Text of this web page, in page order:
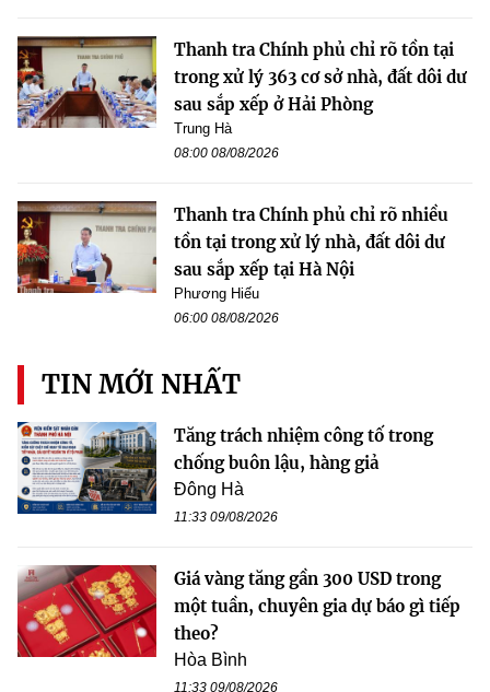
Thanh tra Chính phủ chỉ rõ tồn tại
trong xử lý 363 cơ sở nhà, đất dôi dư
sau sắp xếp ở Hải Phòng
Trung Hà
08:00 08/08/2026
Thanh tra Chính phủ chỉ rõ nhiều
tồn tại trong xử lý nhà, đất dôi dư
sau sắp xếp tại Hà Nội
Phương Hiếu
06:00 08/08/2026
TIN MỚI NHẤT
Tăng trách nhiệm công tố trong
chống buôn lậu, hàng giả
Đông Hà
11:33 09/08/2026
Giá vàng tăng gần 300 USD trong
một tuần, chuyên gia dự báo gì tiếp
theo?
Hòa Bình
11:33 09/08/2026